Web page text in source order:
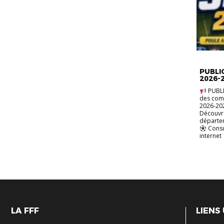
2026-
des
2026-
internet
LA FFF LIENS